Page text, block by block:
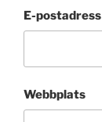
E-postadress
Webbplats